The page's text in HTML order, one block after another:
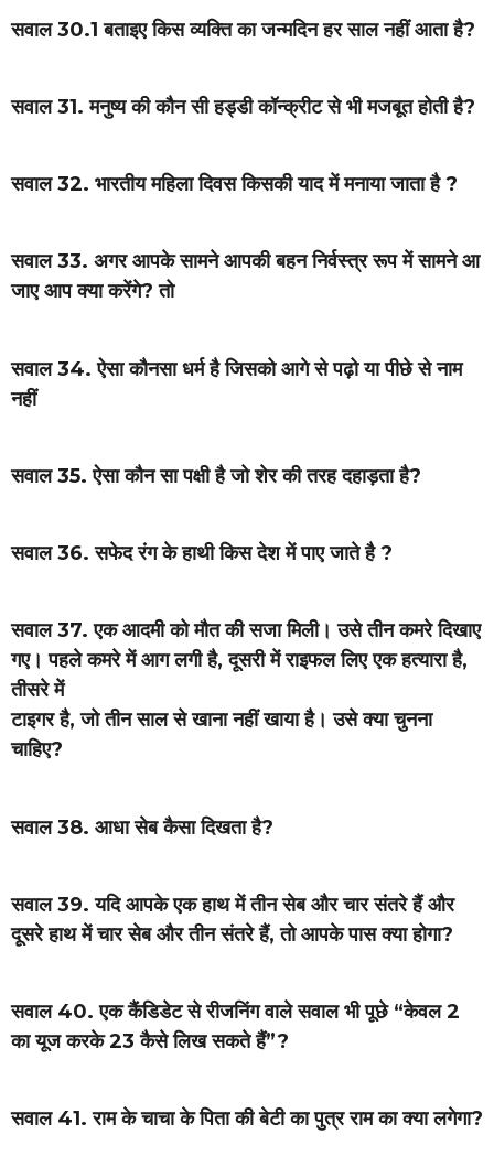
सवाल 30.1 बताइए किस व्यक्ति का जन्मदिन हर साल नहीं आता है?
सवाल 31. मनुष्य की कौन सी हड्डी कॉन्क्रीट से भी मजबूत होती है?
सवाल 32. भारतीय महिला दिवस किसकी याद में मनाया जाता है ?
सवाल 33. अगर आपके सामने आपकी बहन निर्वस्त्र रूप में सामने आ
जाए आप क्या करेंगे? तो
सवाल 34. ऐसा कौनसा धर्म है जिसको आगे से पढ़ो या पीछे से नाम
नहीं
सवाल 35. ऐसा कौन सा पक्षी है जो शेर की तरह दहाड़ता है?
सवाल 36. सफेद रंग के हाथी किस देश में पाए जाते है ?
सवाल 37. एक आदमी को मौत की सजा मिली। उसे तीन कमरे दिखाए
गए। पहले कमरे में आग लगी है, दूसरी में राइफल लिए एक हत्यारा है,
तीसरे में
टाइगर है, जो तीन साल से खाना नहीं खाया है। उसे क्या चुनना
चाहिए?
सवाल 38. आधा सेब कैसा दिखता है?
सवाल 39. यदि आपके एक हाथ में तीन सेब और चार संतरे हैं और
दूसरे हाथ में चार सेब और तीन संतरे हैं, तो आपके पास क्या होगा?
सवाल 40. एक कैंडिडेट से रीजनिंग वाले सवाल भी पूछे “केवल 2
का यूज करके 23 कैसे लिख सकते हैं”?
सवाल 41. राम के चाचा के पिता की बेटी का पुत्र राम का क्या लगेगा?